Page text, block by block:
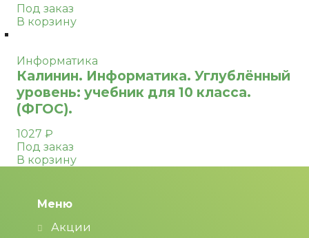
Под заказ
В корзину
Информатика
Калинин. Информатика. Углублённый
уровень: учебник для 10 класса.
(ФГОС).
1027 ₽
Под заказ
В корзину
Меню
Акции